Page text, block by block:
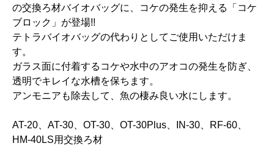
の交換ろ材バイオバッグに、コケの発生を抑える「コケ
ブロック」が登場!!
テトラバイオバッグの代わりとしてご使用いただけま
す。
ガラス面に付着するコケや水中のアオコの発生を防ぎ、
透明でキレイな水槽を保ちます。
アンモニアも除去して、魚の棲み良い水にします。
AT-20、AT-30、OT-30、OT-30Plus、IN-30、RF-60、
HM-40LS用交換ろ材